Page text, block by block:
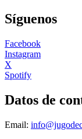
Síguenos
Facebook
Instagram
X
Spotify
Datos de
Email: